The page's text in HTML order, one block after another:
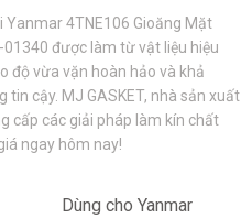
Yanmar 4TNE106 Gioăng Mặt
được làm từ vật liệu hiệu
độ vừa vặn hoàn hảo và khả
tin cậy. MJ GASKET, nhà sản xuất
cấp các giải pháp làm kín chất
ngay hôm nay!
Dùng cho Yanmar